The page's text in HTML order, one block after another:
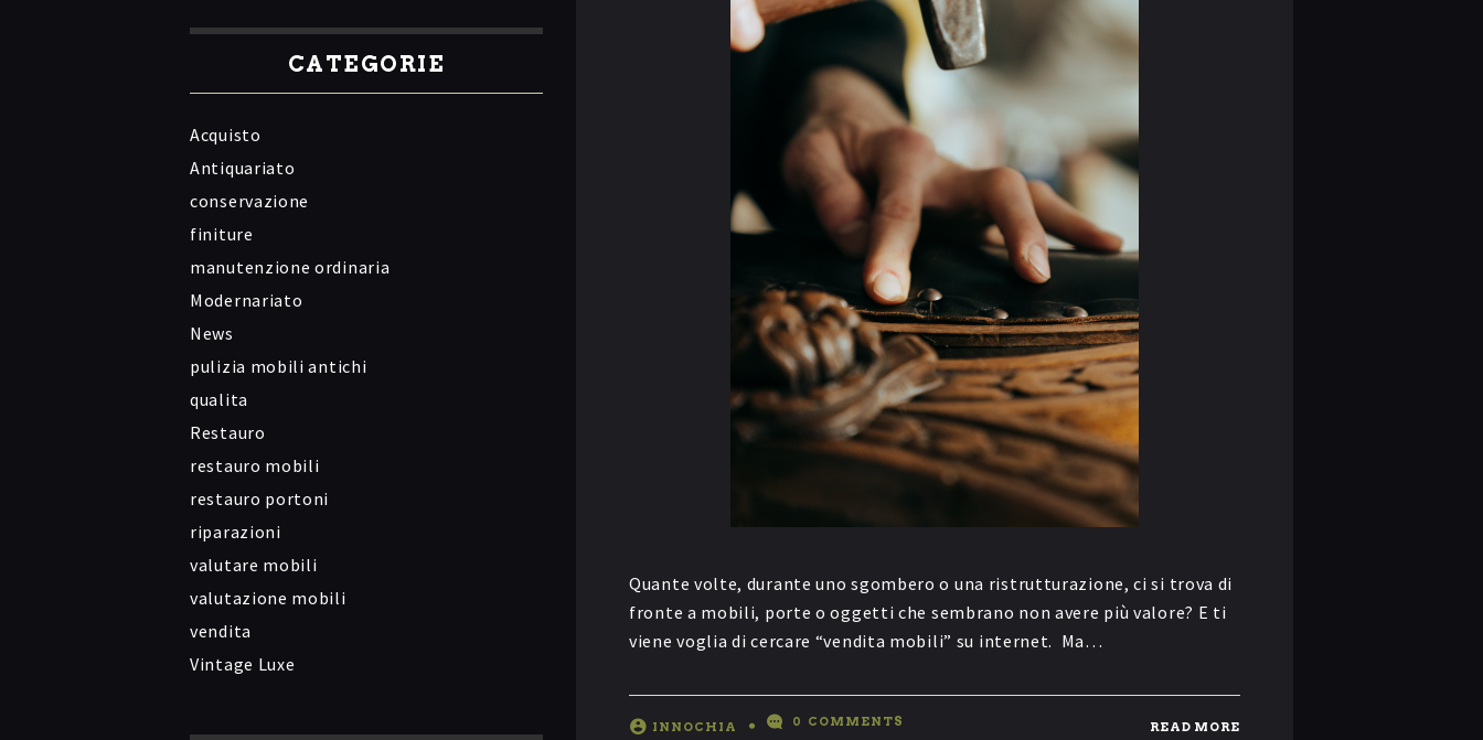
Quante volte, durante uno sgombero o una ristrutturazione, ci si trova di
fronte a mobili, porte o oggetti che sembrano non avere più valore? E ti
viene voglia di cercare “vendita mobili” su internet. Ma…
INNOCHIA 0 COMMENTS READ MORE
CATEGORIE
Acquisto
Antiquariato
conservazione
finiture
manutenzione ordinaria
Modernariato
News
pulizia mobili antichi
qualita
Restauro
restauro mobili
restauro portoni
riparazioni
valutare mobili
valutazione mobili
vendita
Vintage Luxe